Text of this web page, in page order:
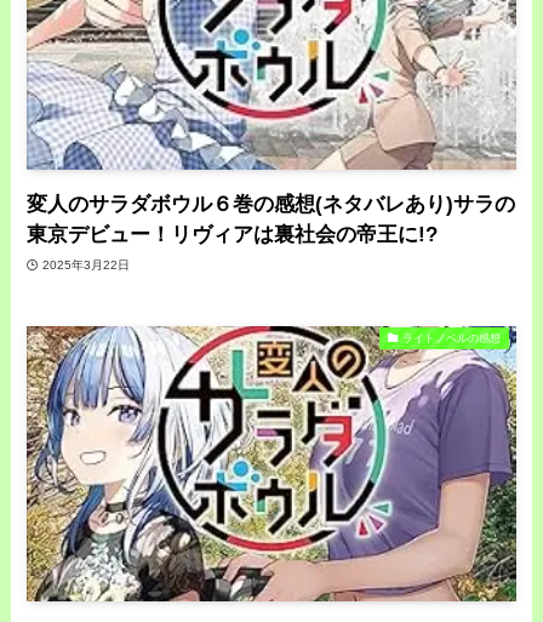
変人のサラダボウル６巻の感想(ネタバレあり)サラの
東京デビュー！リヴィアは裏社会の帝王に!?
2025年3月22日
ライトノベルの感想